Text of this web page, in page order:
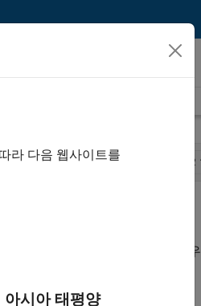
Program Management 2
공고를 여전히 찾을 수 없는 경우
라 다음 웹사이트를
아시아 태평양